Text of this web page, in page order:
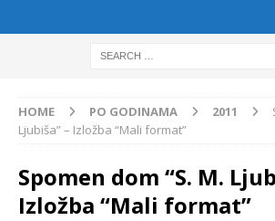
HOME PO GODINAMA 2011
Ljubiša” – Izložba “Mali format”
Spomen dom “S. M.
Izložba “Mali format”